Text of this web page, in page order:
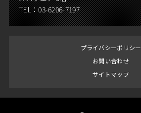
TEL：03-6206-7197
プライバシーポリシー
お問い合わせ
サイトマップ